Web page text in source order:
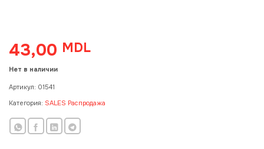
43,00 MDL
Нет в наличии
Артикул: 01541
Категория: SALES Распродажа